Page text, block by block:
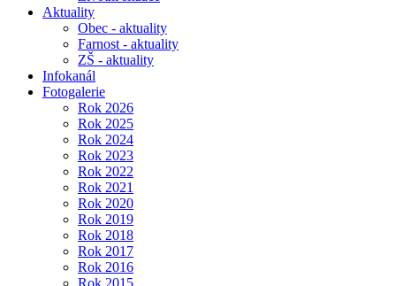
Aktuality
Obec - aktuality
Farnost - aktuality
ZŠ - aktuality
Infokanál
Fotogalerie
Rok 2026
Rok 2025
Rok 2024
Rok 2023
Rok 2022
Rok 2021
Rok 2020
Rok 2019
Rok 2018
Rok 2017
Rok 2016
Rok 2015